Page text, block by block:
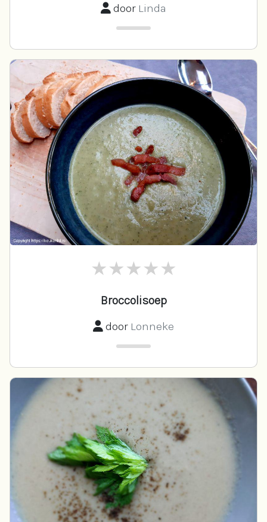
door Linda
Broccolisoep
door Lonneke